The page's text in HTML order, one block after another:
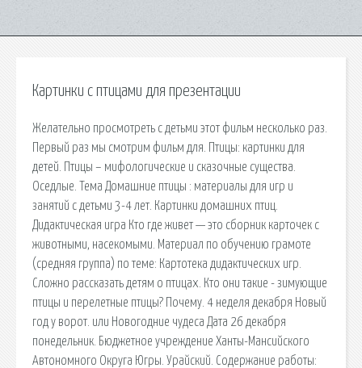
Картинки с птицами для презентации
Желательно просмотреть с детьми этот фильм несколько раз.
Первый раз мы смотрим фильм для. Птицы: картинки для
детей. Птицы – мифологические и сказочные существа.
Оседлые. Тема Домашние птицы : материалы для игр и
занятий с детьми 3-4 лет. Картинки домашних птиц.
Дидактическая игра Кто где живет — это сборник карточек с
животными, насекомыми. Материал по обучению грамоте
(средняя группа) по теме: Картотека дидактических игр.
Сложно рассказать детям о птицах. Кто они такие - зимующие
птицы и перелетные птицы? Почему. 4 неделя декабря Новый
год у ворот. или Новогодние чудеса Дата 26 декабря
понедельник. Бюджетное учреждение Ханты-Мансийского
Автономного Округа Югры. Урайский. Содержание работы: